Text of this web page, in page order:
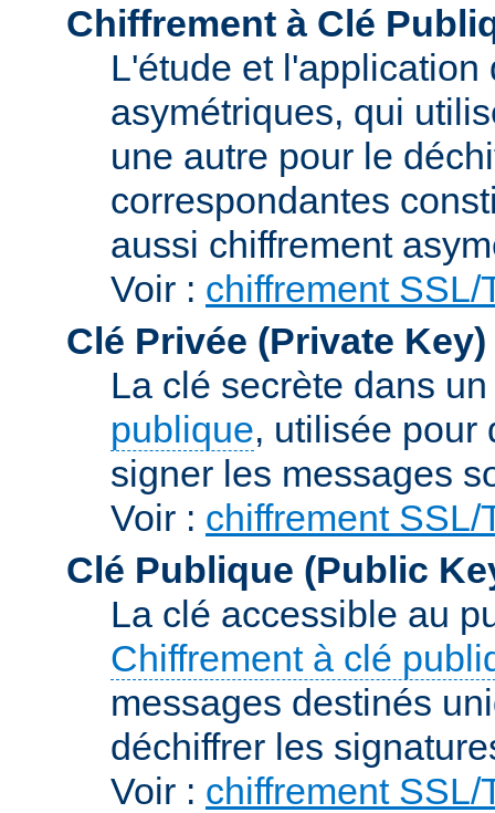
Chiffrement à Clé
L'étude et
asymétriques, qui
une autre pour le
correspondantes
aussi chiffrement
Voir : chiffrement SSL/
Clé Privée (Private Key)
La clé secrète dans
publique, utilisée pour
signer les messages
Voir : chiffrement SSL/
Clé Publique (Public
La clé accessible au
Chiffrement à clé
messages destinés
déchiffrer les
Voir : chiffrement SSL/